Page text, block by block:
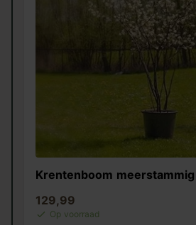
Krentenboom meerstammig
129,99
Op voorraad